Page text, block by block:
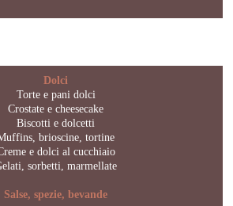
Dolci
Torte e pani dolci
Crostate e cheesecake
Biscotti e dolcetti
brioscine, tortine
e dolci al cucchiaio
sorbetti, marmellate
Salse, spezie, bevande